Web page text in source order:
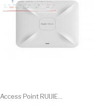
Access Point RUIJIE...